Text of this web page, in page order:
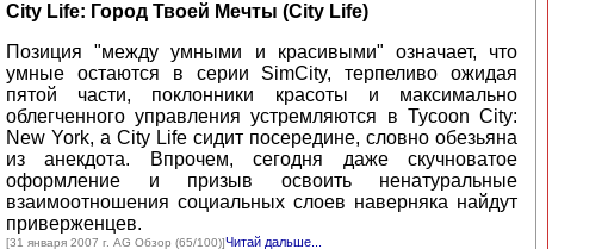
City Life: Город Твоей Мечты (City Life)
Позиция "между умными и красивыми" означает, что
умные остаются в серии SimCity, терпеливо ожидая
пятой части, поклонники красоты и максимально
облегченного управления устремляются в Tycoon City:
New York, а City Life сидит посередине, словно обезьяна
из анекдота. Впрочем, сегодня даже скучноватое
оформление и призыв освоить ненатуральные
взаимоотношения социальных слоев наверняка найдут
приверженцев.
[31 января 2007 г. AG Обзор (65/100)]Читай дальше...